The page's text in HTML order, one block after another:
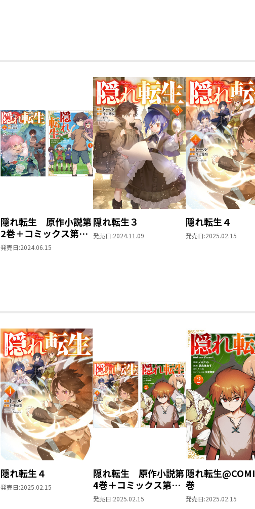
隠れ転生 原作小説第
2巻＋コミックス第1
巻 2冊同時購入セッ
発売日:2024.06.15
隠れ転生３
発売日:2024.11.09
隠れ転生４
発売日:2025.02.15
隠れ転生４
発売日:2025.02.15
隠れ転生 原作小説第
4巻＋コミックス第2
巻 2冊同時購入セッ
発売日:2025.02.15
隠れ転生
巻
発売日:2025.02.15